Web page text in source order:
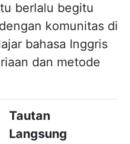
berlalu begitu
komunitas di
bahasa Inggris
dan metode
Tautan
Langsung